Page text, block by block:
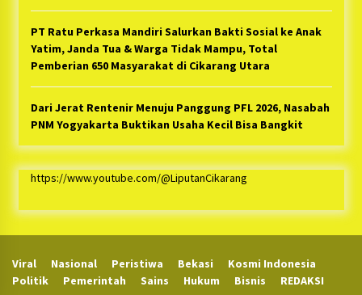
PT Ratu Perkasa Mandiri Salurkan Bakti Sosial ke Anak
Yatim, Janda Tua & Warga Tidak Mampu, Total
Pemberian 650 Masyarakat di Cikarang Utara
Dari Jerat Rentenir Menuju Panggung PFL 2026, Nasabah
PNM Yogyakarta Buktikan Usaha Kecil Bisa Bangkit
https://www.youtube.com/@LiputanCikarang
Viral Nasional Peristiwa Bekasi
Kosmi Indonesia
Politik
Pemerintah Sains Hukum Bisnis REDAKSI